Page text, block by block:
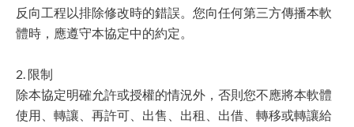
反向工程以排除修改時的錯誤。您向任何第三方傳播本軟
體時，應遵守本協定中的約定。
2. 限制
除本協定明確允許或授權的情況外，否則您不應將本軟體
使用、轉讓、再許可、出售、出租、出借、轉移或轉讓給